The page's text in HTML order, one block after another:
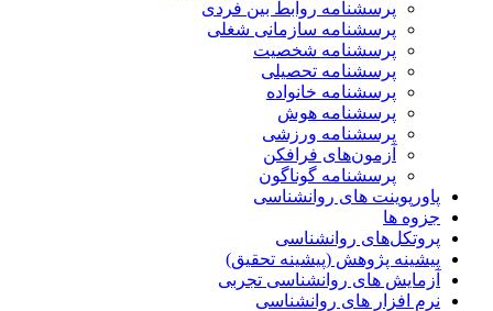
پرسشنامه روابط بین فردی
پرسشنامه سازمانی شغلی
پرسشنامه شخصیت
پرسشنامه تحصیلی
پرسشنامه خانواده
پرسشنامه هوش
پرسشنامه ورزشی
آزمون‌های فرافکن
پرسشنامه گوناگون
پاورپوینت های روانشناسی
جزوه ها
پروتکل‌های روانشناسی
پیشینه پژوهش (پیشینه تحقیق)
آزمایش های روانشناسی تجربی
نرم افزار های روانشناسی